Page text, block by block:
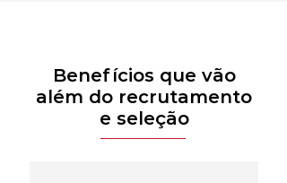
Benefícios que vão
além do recrutamento
e seleção